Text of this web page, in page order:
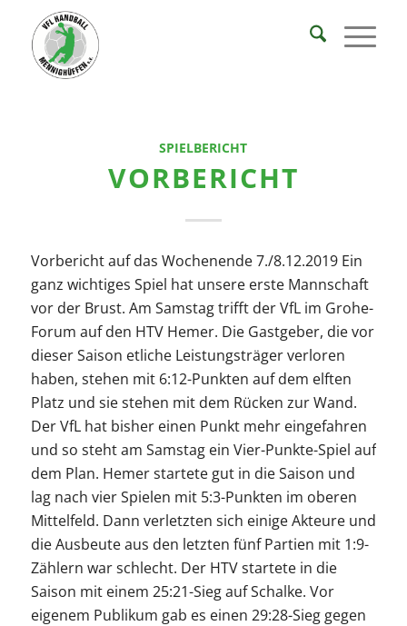
SPIELBERICHT
VORBERICHT
Vorbericht auf das Wochenende 7./8.12.2019 Ein
ganz wichtiges Spiel hat unsere erste Mannschaft
vor der Brust. Am Samstag trifft der VfL im Grohe-
Forum auf den HTV Hemer. Die Gastgeber, die vor
dieser Saison etliche Leistungsträger verloren
haben, stehen mit 6:12-Punkten auf dem elften
Platz und sie stehen mit dem Rücken zur Wand.
Der VfL hat bisher einen Punkt mehr eingefahren
und so steht am Samstag ein Vier-Punkte-Spiel auf
dem Plan. Hemer startete gut in die Saison und
lag nach vier Spielen mit 5:3-Punkten im oberen
Mittelfeld. Dann verletzten sich einige Akteure und
die Ausbeute aus den letzten fünf Partien mit 1:9-
Zählern war schlecht. Der HTV startete in die
Saison mit einem 25:21-Sieg auf Schalke. Vor
eigenem Publikum gab es einen 29:28-Sieg gegen